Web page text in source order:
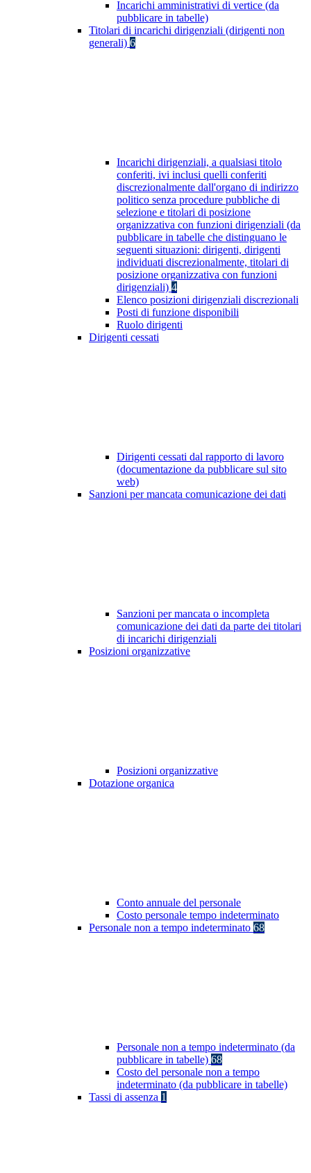
Incarichi amministrativi di vertice (da
pubblicare in tabelle)
Titolari di incarichi dirigenziali (dirigenti non
generali) 6
Incarichi dirigenziali, a qualsiasi titolo
conferiti, ivi inclusi quelli conferiti
discrezionalmente dall'organo di indirizzo
politico senza procedure pubbliche di
selezione e titolari di posizione
organizzativa con funzioni dirigenziali (da
pubblicare in tabelle che distinguano le
seguenti situazioni: dirigenti, dirigenti
individuati discrezionalmente, titolari di
posizione organizzativa con funzioni
dirigenziali) 4
Elenco posizioni dirigenziali discrezionali
Posti di funzione disponibili
Ruolo dirigenti
Dirigenti cessati
Dirigenti cessati dal rapporto di lavoro
(documentazione da pubblicare sul sito
web)
Sanzioni per mancata comunicazione dei dati
Sanzioni per mancata o incompleta
comunicazione dei dati da parte dei titolari
di incarichi dirigenziali
Posizioni organizzative
Posizioni organizzative
Dotazione organica
Conto annuale del personale
Costo personale tempo indeterminato
Personale non a tempo indeterminato 68
Personale non a tempo indeterminato (da
pubblicare in tabelle) 68
Costo del personale non a tempo
indeterminato (da pubblicare in tabelle)
Tassi di assenza 1